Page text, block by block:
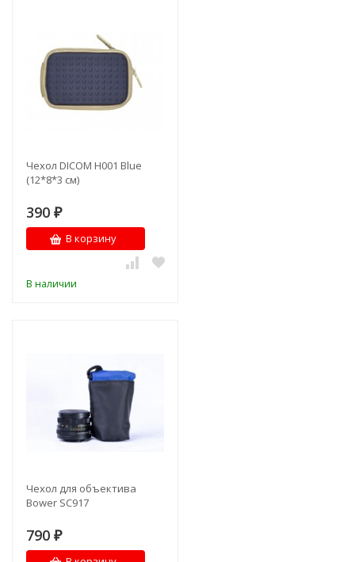
Чехол DICOM H001 Blue
(12*8*3 см)
390 ₽
В корзину
В наличии
Чехол для объектива
Bower SC917
790 ₽